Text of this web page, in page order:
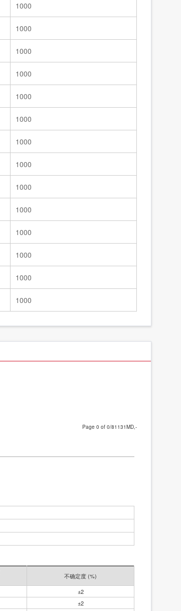
1000
1000
1000
1000
1000
1000
1000
1000
1000
1000
1000
1000
1000
1000
Page of /81131MD,-
不确定度 (%)
±2
±2